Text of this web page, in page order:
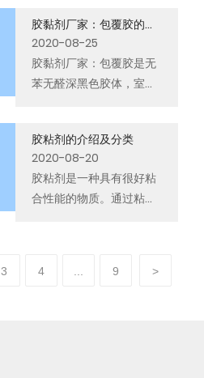
么99%的市场床垫品牌都
使用胶水，甚至包括近年
来火热的3D床垫也离不开
3D床垫胶，而不考虑大家
眠质量。优质的睡眠离不
开好的床垫，和传统床垫
不同，3D床垫符合人体工
学设计，柔软适度，能有
算长期使用也不会塌陷，
是一种既健康又舒适的新
型床垫材料，3D床垫胶在
制作3D床垫的过程中必不
胶黏剂厂家：包覆胶的使
用方法及注意事项
2020-08-25
胶黏剂厂家：包覆胶是无
苯无醛深黑色胶体，室温
板，MDF 板、或石膏板的
PVC，或纸贴面。
胶粘剂的介绍及分类
2020-08-20
胶粘剂是一种具有很好粘
合性能的物质。通过粘附
3 4 9 >